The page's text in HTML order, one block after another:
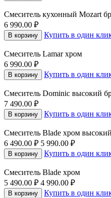
Смеситель кухонный Mozart
6 990.00 ₽
В корзину Купить в один
Смеситель Lamar хром
6 990.00 ₽
В корзину Купить в один
Смеситель Dominic высокий
7 490.00 ₽
В корзину Купить в один
Смеситель Blade хром высокий
6 490.00 ₽ 5 990.00 ₽
В корзину Купить в один
Смеситель Blade хром
5 490.00 ₽ 4 990.00 ₽
В корзину Купить в один